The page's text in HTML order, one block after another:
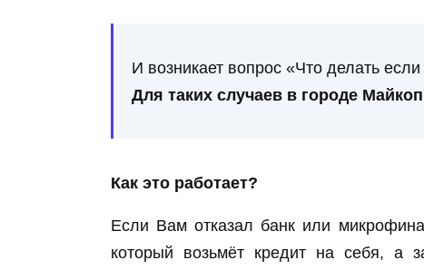
И возникает вопрос «Что делать
Для таких случаев в городе
Как это работает?
Если Вам отказал банк или
который возьмёт кредит на себя, а